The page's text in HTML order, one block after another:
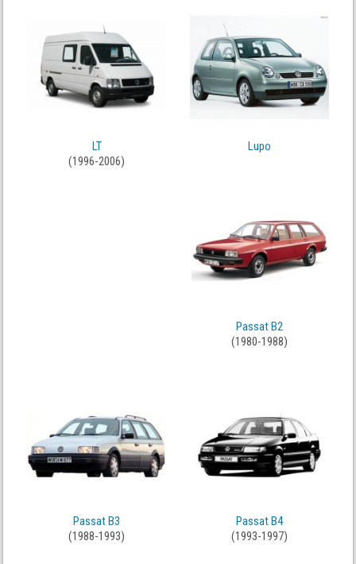
LT
(1996-2006)
Lupo
Passat B2
(1980-1988)
Passat B3
(1988-1993)
Passat B4
(1993-1997)